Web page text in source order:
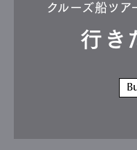
クルーズ船ツ
行き